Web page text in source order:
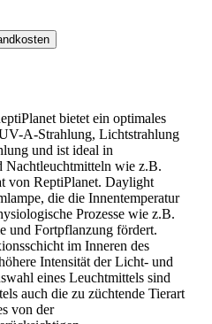
bietet ein optimales
A-Strahlung, Lichtstrahlung
und ist ideal in
wie z.B.
von ReptiPlanet. Daylight
die die Innentemperatur
Prozesse wie z.B.
und Fortpflanzung fördert.
im Inneren des
Intensität der Licht- und
eines Leuchtmittels sind
auch die zu züchtende Tierart
von der